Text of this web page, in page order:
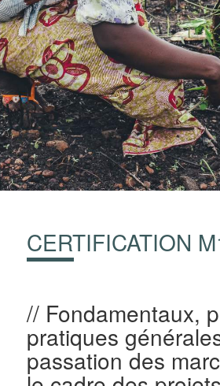
CERTIFICATION
Fondamentaux,
pratiques
passation des